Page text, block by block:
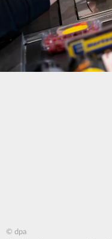
© dpa